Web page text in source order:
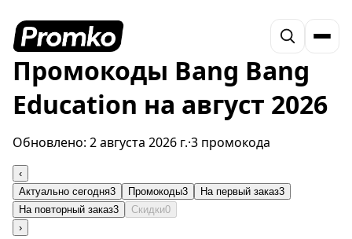
Промокоды Bang Bang
Education на август 2026
Обновлено: 2 августа 2026 г.·3 промокода
‹
Актуально сегодня3 Промокоды3 На первый заказ3
На повторный заказ3 Скидки0
›